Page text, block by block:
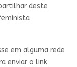
deste
em alguma rede
enviar o link